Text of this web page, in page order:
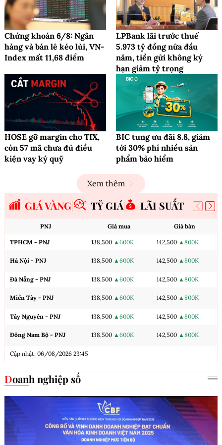
Chứng khoán 6/8: Ngân
hàng và bán lẻ kéo lùi, VN-
Index mất 11,68 điểm
LPBank lãi trước thuế
5.973 tỷ đồng nửa đầu
năm, tiền gửi không kỳ
hạn giảm tỷ trọng
HOSE gỡ margin cho TIX,
còn 57 mã chưa đủ điều
kiện vay ký quỹ
BIC tung ưu đãi 8.8, giảm
tới 30% phí nhiều sản
phẩm bảo hiểm
Xem thêm
GIÁ VÀNG TỶ GIÁ LÃI SUẤT
PNJ Giá mua Giá bán
TPHCM - PNJ 138,500 ▲600K 142,500 ▲800K
Hà Nội - PNJ 138,500 ▲600K 142,500 ▲800K
Đà Nẵng - PNJ 138,500 ▲600K 142,500 ▲800K
Miền Tây - PNJ 138,500 ▲600K 142,500 ▲800K
Tây Nguyên - PNJ 138,500 ▲600K 142,500 ▲800K
Đông Nam Bộ - PNJ 138,500 ▲600K 142,500 ▲800K
Cập nhật: 06/08/2026 23:45
Doanh nghiệp số